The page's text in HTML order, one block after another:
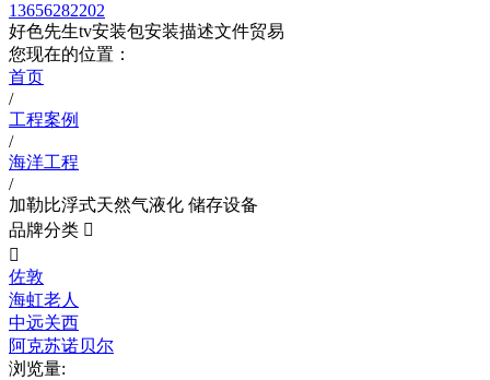
13656282202
好色先生tv安装包安装描述文件贸易
您现在的位置：
首页
/
工程案例
/
海洋工程
/
加勒比浮式天然气液化 储存设备
品牌分类 

佐敦
海虹老人
中远关西
阿克苏诺贝尔
浏览量: